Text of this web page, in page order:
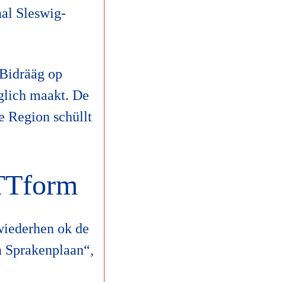
Sleswig-
op
maakt. De
Region schüllt
ok de